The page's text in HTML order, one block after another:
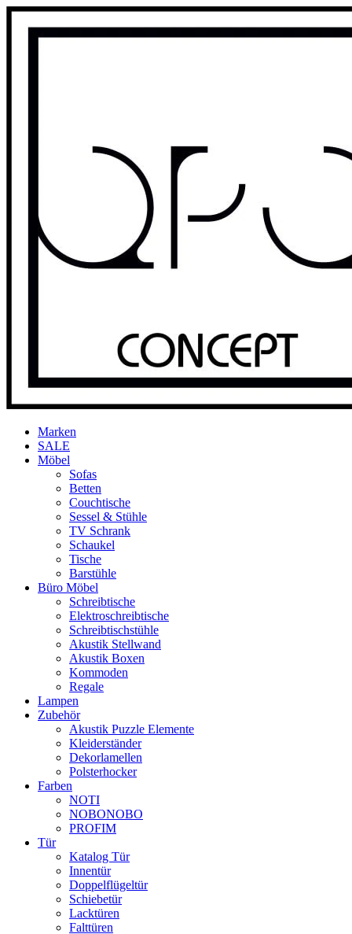
Marken
SALE
Möbel
Sofas
Betten
Couchtische
Sessel & Stühle
TV Schrank
Schaukel
Tische
Barstühle
Büro Möbel
Schreibtische
Elektroschreibtische
Schreibtischstühle
Akustik Stellwand
Akustik Boxen
Kommoden
Regale
Lampen
Zubehör
Akustik Puzzle Elemente
Kleiderständer
Dekorlamellen
Polsterhocker
Farben
NOTI
NOBONOBO
PROFIM
Tür
Katalog Tür
Innentür
Doppelflügeltür
Schiebetür
Lacktüren
Falttüren